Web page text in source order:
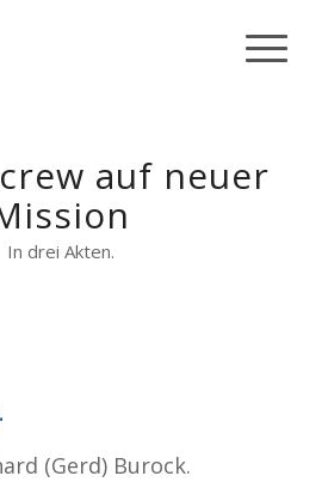
auf neuer
In drei Akten.
(Gerd) Burock.